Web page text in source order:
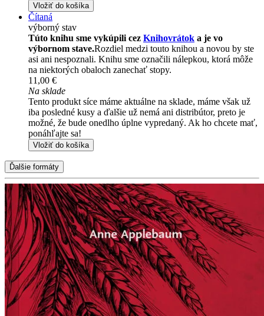
Vložiť do košíka
Čítaná
výborný stav
Túto knihu sme vykúpili cez Knihovrátok a je vo
výbornom stave.Rozdiel medzi touto knihou a novou by ste
asi ani nespoznali. Knihu sme označili nálepkou, ktorá môže
na niektorých obaloch zanechať stopy.
11,00 €
Na sklade
Tento produkt síce máme aktuálne na sklade, máme však už
iba posledné kusy a ďalšie už nemá ani distribútor, preto je
možné, že bude onedlho úplne vypredaný. Ak ho chcete mať,
ponáhľajte sa!
Vložiť do košíka
Ďalšie formáty